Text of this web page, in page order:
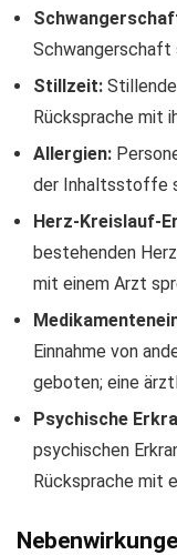
Schwangerschaft
Stillzeit:
Rücksprache mit
Allergien:
der Inhaltsstoffe
Herz-Kreislauf-
bestehenden
mit einem Arzt
Einnahme von
geboten; eine
Psychische
psychischen
Rücksprache mit